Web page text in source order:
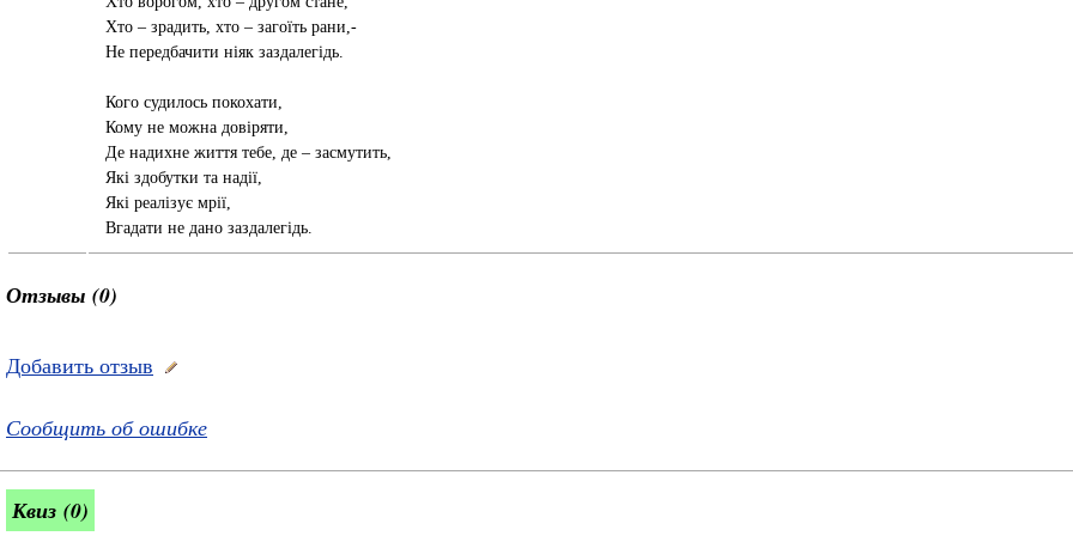
Хто – зрадить, хто – загоїть рани,-
Не передбачити ніяк заздалегідь.
Кого судилось покохати,
Кому не можна довіряти,
Де надихне життя тебе, де – засмутить,
Які здобутки та надії,
Які реалізує мрії,
Вгадати не дано заздалегідь.
Отзывы (0)
Добавить отзыв
Сообщить об ошибке
Квиз (0)